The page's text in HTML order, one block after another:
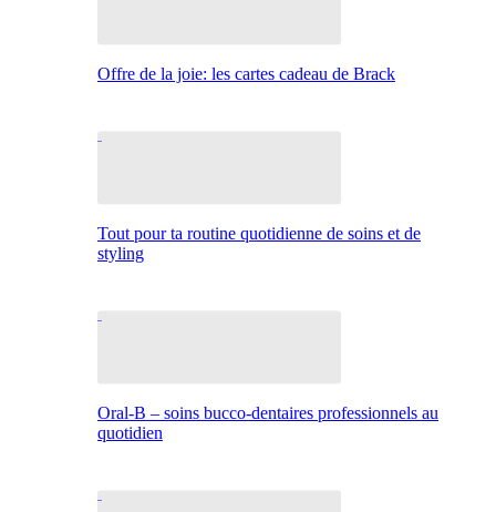
Offre de la joie: les cartes cadeau de Brack
Tout pour ta routine quotidienne de soins et de
styling
Oral-B – soins bucco-dentaires professionnels au
quotidien